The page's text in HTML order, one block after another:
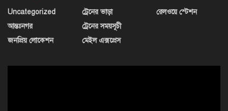
Uncategorized
আন্তঃনগর
জনপ্রিয় লোকেশন
ট্রেনের ভাড়া
ট্রেনের সময়সূচী
মেইল এক্সপ্রেস
রেলওয়ে স্টেশন